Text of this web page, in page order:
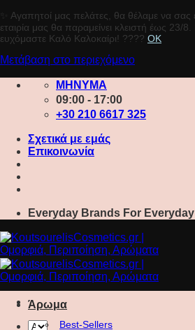
✨ Αγαπητοί μας πελάτες, θα θέλαμε να
εταιρία μας θα παραμείνει κλειστή έως 23/
ευχόμαστε Καλό Καλοκαίρι! ????️ OK
Μετάβαση στο περιεχόμενο
ΜΗΝΥΜΑ
09:00 - 17:00
+30 210 6617 325
Σχετικά με εμάς
Επικοινωνία
Everyday Brands For
Άρωμα
Best-Sellers